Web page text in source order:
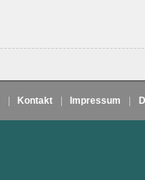
Kontakt Impressum